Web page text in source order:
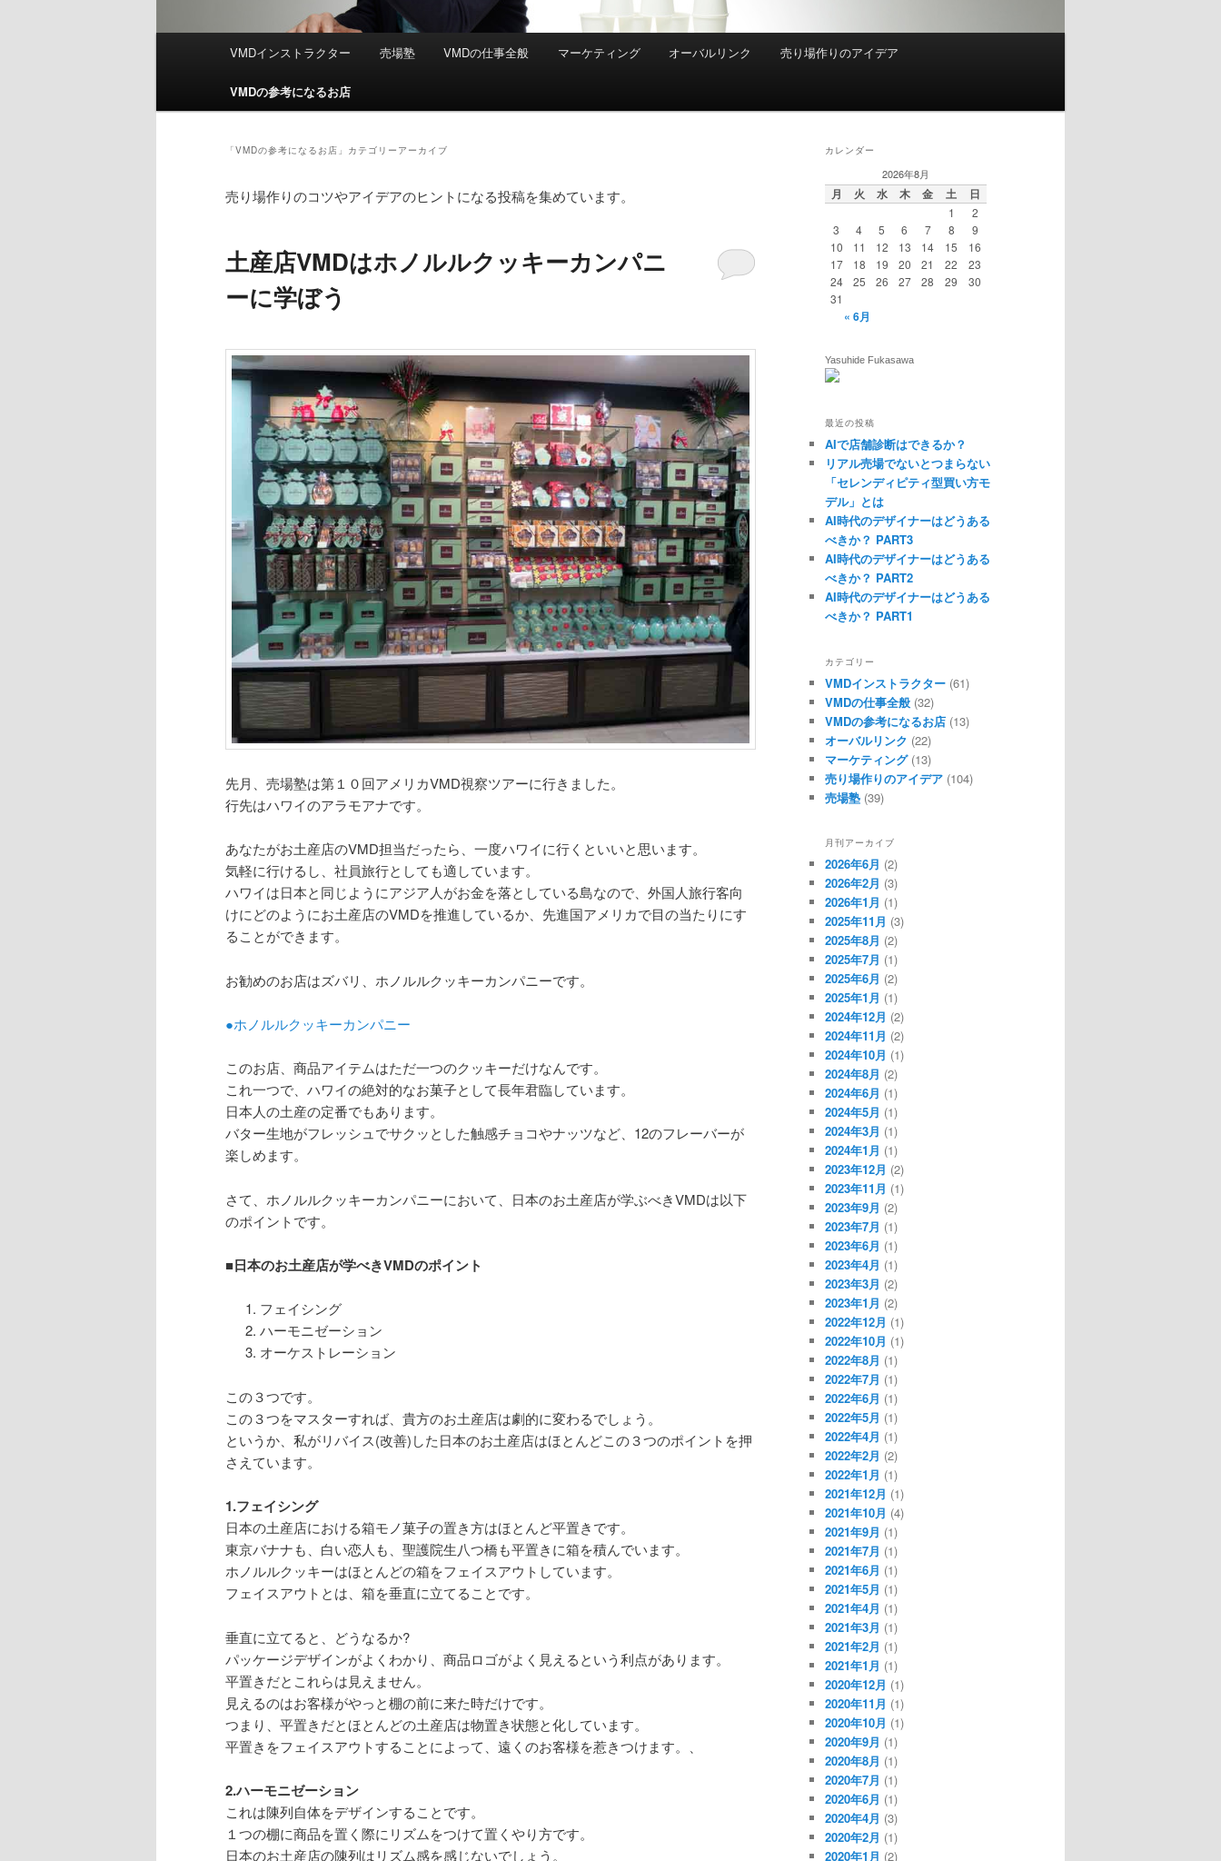
メ
VMDインストラクター 売場塾 VMDの仕事全般 マーケティング オーバルリンク 売り場作りのアイデア
VMDの参考になるお店
「VMDの参考になるお店 」カテゴリーアーカイブ
売り場作りのコツやアイデアのヒントになる投稿を集めています。
土産店VMDはホノルルクッキーカンパニ
ーに学ぼう
先月、売場塾は第１０回アメリカVMD視察ツアーに行きました。
行先はハワイのアラモアナです。
あなたがお土産店のVMD担当だったら、一度ハワイに行くといいと思います。
気軽に行けるし、社員旅行としても適しています。
ハワイは日本と同じようにアジア人がお金を落としている島なので、外国人旅行客向
けにどのようにお土産店のVMDを推進しているか、先進国アメリカで目の当たりにす
ることができます。
お勧めのお店はズバリ、ホノルルクッキーカンパニーです。
●ホノルルクッキーカンパニー
このお店、商品アイテムはただ一つのクッキーだけなんです。
これ一つで、ハワイの絶対的なお菓子として長年君臨しています。
日本人の土産の定番でもあります。
バター生地がフレッシュでサクッとした触感チョコやナッツなど、12のフレーバーが
楽しめます。
さて、ホノルルクッキーカンパニーにおいて、日本のお土産店が学ぶべきVMDは以下
のポイントです。
■日本のお土産店が学べきVMDのポイント
フェイシング
ハーモニゼーション
オーケストレーション
この３つです。
この３つをマスターすれば、貴方のお土産店は劇的に変わるでしょう。
というか、私がリバイス(改善)した日本のお土産店はほとんどこの３つのポイントを押
さえています。
1.フェイシング
日本の土産店における箱モノ菓子の置き方はほとんど平置きです。
東京バナナも、白い恋人も、聖護院生八つ橋も平置きに箱を積んでいます。
ホノルルクッキーはほとんどの箱をフェイスアウトしています。
フェイスアウトとは、箱を垂直に立てることです。
垂直に立てると、どうなるか?
パッケージデザインがよくわかり、商品ロゴがよく見えるという利点があります。
平置きだとこれらは見えません。
見えるのはお客様がやっと棚の前に来た時だけです。
つまり、平置きだとほとんどの土産店は物置き状態と化しています。
平置きをフェイスアウトすることによって、遠くのお客様を惹きつけます。、
2.ハーモニゼーション
これは陳列自体をデザインすることです。
１つの棚に商品を置く際にリズムをつけて置くやり方です。
日本のお土産店の陳列はリズム感を感じないでしょう。
カレンダー
2026年8月
月 火 水 木 金 土 日
1
2
3
4 5 6 7 8
9
10
11 12 13 14 15
16
17
18 19 20 21 22
23
24
25 26 27 28 29
30
31
« 6月
Yasuhide Fukasawa
最近の投稿
AIで店舗診断はできるか？
リアル売場でないとつまらない
「セレンディピティ型買い方モ
デル」とは
AI時代のデザイナーはどうある
べきか？ PART3
AI時代のデザイナーはどうある
べきか？ PART2
AI時代のデザイナーはどうある
べきか？ PART1
カテゴリー
VMDインストラクター (61)
VMDの仕事全般 (32)
VMDの参考になるお店 (13)
オーバルリンク (22)
マーケティング(13)
売り場作りのアイデア (104)
売場塾 (39)
月刊アーカイブ
2026年6月 (2)
2026年2月 (3)
2026年1月 (1)
2025年11月 (3)
2025年8月 (2)
2025年7月 (1)
2025年6月 (2)
2025年1月 (1)
2024年12月 (2)
2024年11月 (2)
2024年10月 (1)
2024年8月 (2)
2024年6月 (1)
2024年5月 (1)
2024年3月 (1)
2024年1月 (1)
2023年12月 (2)
2023年11月 (1)
2023年9月 (2)
2023年7月 (1)
2023年6月 (1)
2023年4月 (1)
2023年3月 (2)
2023年1月 (2)
2022年12月 (1)
2022年10月 (1)
2022年8月 (1)
2022年7月 (1)
2022年6月 (1)
2022年5月 (1)
2022年4月 (1)
2022年2月 (2)
2022年1月 (1)
2021年12月 (1)
2021年10月 (4)
2021年9月 (1)
2021年7月 (1)
2021年6月 (1)
2021年5月 (1)
2021年4月 (1)
2021年3月 (1)
2021年2月 (1)
2021年1月 (1)
2020年12月 (1)
2020年11月 (1)
2020年10月 (1)
2020年9月 (1)
2020年8月 (1)
2020年7月 (1)
2020年6月 (1)
2020年4月 (3)
2020年2月 (1)
2020年1月 (2)